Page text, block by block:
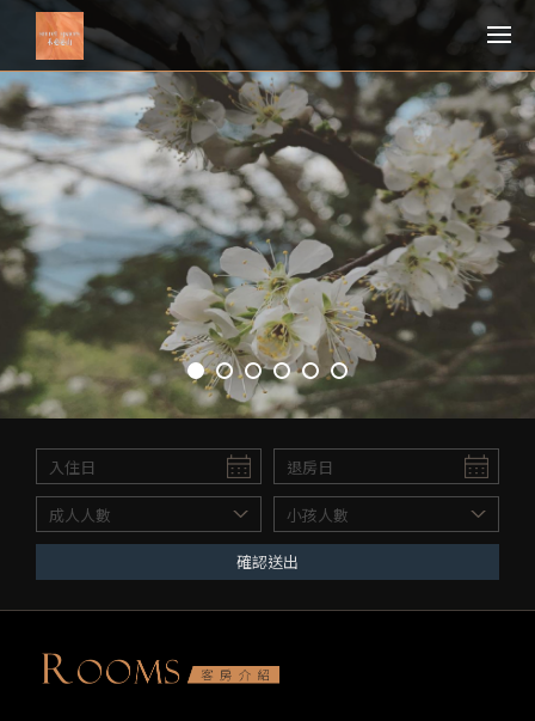
確認送出